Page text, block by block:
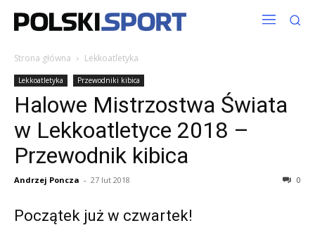
Strona główna Lekkoatletyka
Lekkoatletyka Przewodniki kibica
Halowe Mistrzostwa Świata
w Lekkoatletyce 2018 –
Przewodnik kibica
Andrzej Poncza - 27 lut 2018 0
Początek już w czwartek!